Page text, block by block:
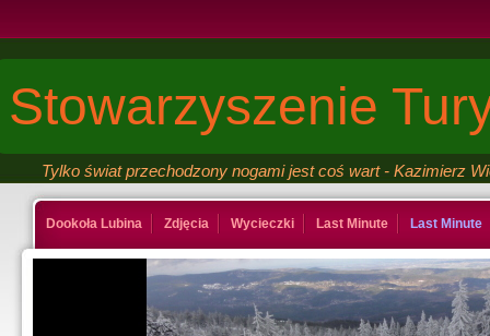
Dookoła Lubina Zdjęcia Wycieczki Last Minute Last Minute
Ksiega gosci Last Minute Last Minute Galeria
Stowarzyszenie
Tylko świat przechodzony nogami jest coś wart - Kazimierz